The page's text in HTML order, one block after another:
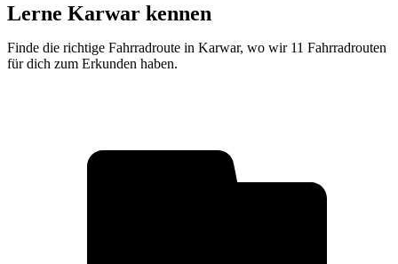
Lerne Karwar kennen
Finde die richtige Fahrradroute in Karwar, wo wir 11 Fahrradrouten
für dich zum Erkunden haben.